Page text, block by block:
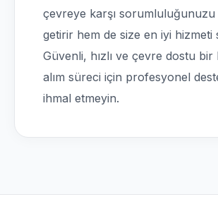
çevreye karşı sorumluluğunuzu
getirir hem de size en iyi hizmeti
Güvenli, hızlı ve çevre dostu bir
alım süreci için profesyonel
ihmal etmeyin.